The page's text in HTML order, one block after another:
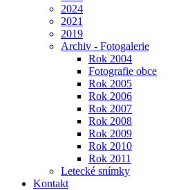
2024
2021
2019
Archiv - Fotogalerie
Rok 2004
Fotografie obce
Rok 2005
Rok 2006
Rok 2007
Rok 2008
Rok 2009
Rok 2010
Rok 2011
Letecké snímky
Kontakt